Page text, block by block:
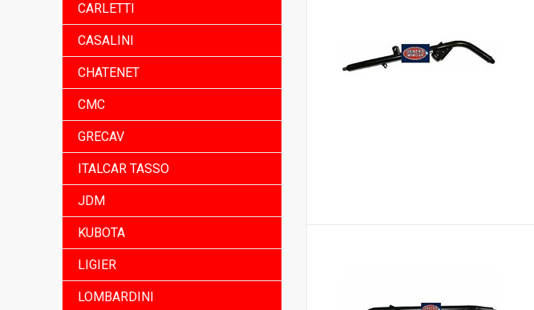
CARLETTI
CASALINI
CHATENET
CMC
GRECAV
ITALCAR TASSO
JDM
KUBOTA
LIGIER
LOMBARDINI